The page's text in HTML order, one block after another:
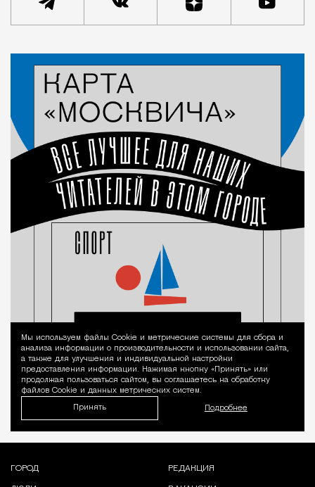
Уведомление
Мы используем файлы Сookie и метрические системы для сбора и
анализа информации о производительности и использовании сайта,
а также для улучшения и индивидуальной настройки
предоставления информации. Нажимая кнопку «Принять» или
продолжая пользоваться сайтом, вы соглашаетесь на обработку
файлов Cookie и данных метрических систем.
Принять Подробнее
ГОРОД РЕДАКЦИЯ